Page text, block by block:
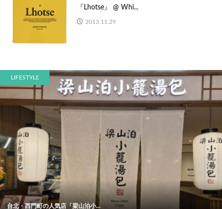
『Lhotse』 @ Whi...
2013.11.29
LIFESTYLE
台北・西門町の人気店「梁山泊小...